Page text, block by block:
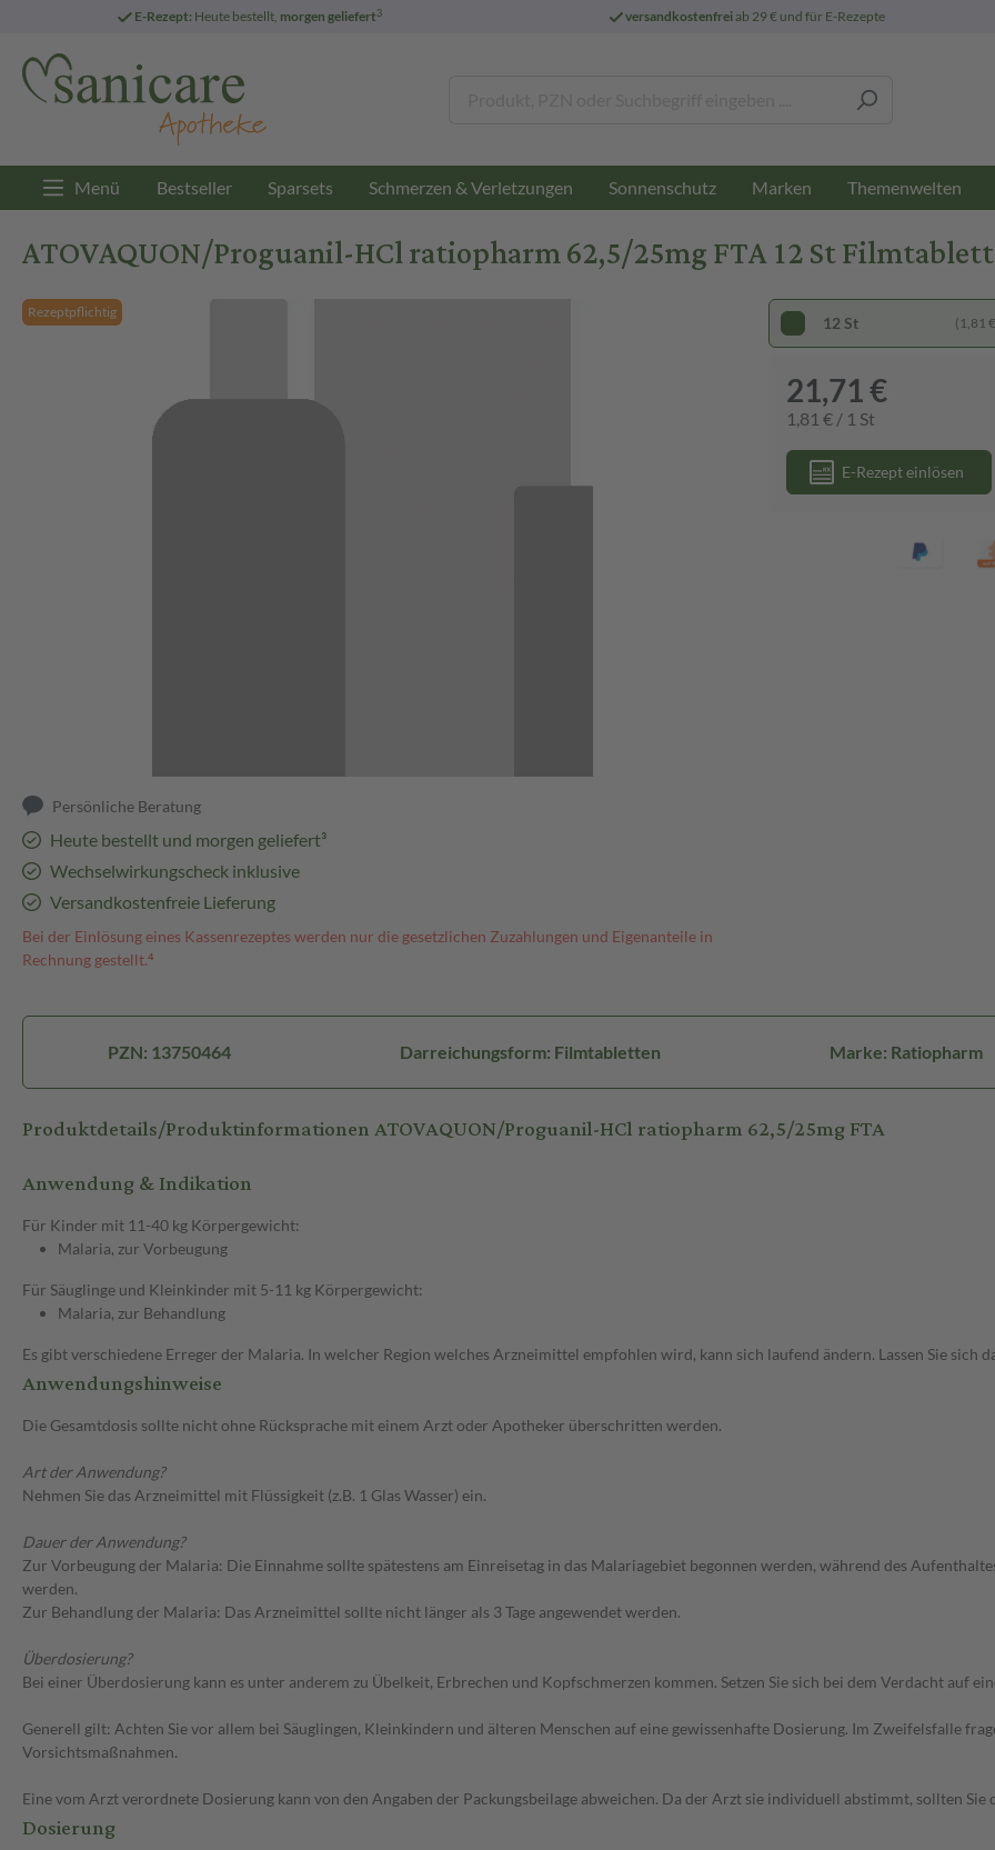
E-Rezept: Heute bestellt, morgen geliefert3 versandkostenfreiab 29 € und für E-Rezepte
Menü Bestseller Sparsets Schmerzen & Verletzungen Sonnenschutz Marken Themenwelten
ATOVAQUON/Proguanil-HCl ratiopharm 62,5/25mg FTA 12 St
Rezeptpflichtig
Persönliche Beratung
Heute bestellt und morgen geliefert³
Wechselwirkungscheck inklusive
Versandkostenfreie Lieferung
Bei der Einlösung eines Kassenrezeptes werden nur die gesetzlichen Zuzahlungen und Eigenanteile in
Rechnung gestellt.⁴
12 St (1,81
21,71 €
1,81 € / 1 St
E-Rezept einlösen
PZN: 13750464 Darreichungsform: Filmtabletten Marke: Ratiopharm
Produktdetails/Produktinformationen ATOVAQUON/Proguanil-HCl ratiopharm 62,5/25mg FTA
Anwendung & Indikation
Für Kinder mit 11-40 kg Körpergewicht:
Malaria, zur Vorbeugung
Für Säuglinge und Kleinkinder mit 5-11 kg Körpergewicht:
Malaria, zur Behandlung
Es gibt verschiedene Erreger der Malaria. In welcher Region welches Arzneimittel empfohlen wird, kann sich laufend ändern. Lassen Sie sich
Anwendungshinweise
Die Gesamtdosis sollte nicht ohne Rücksprache mit einem Arzt oder Apotheker überschritten werden.
Art der Anwendung?
Nehmen Sie das Arzneimittel mit Flüssigkeit (z.B. 1 Glas Wasser) ein.
Dauer der Anwendung?
Zur Vorbeugung der Malaria: Die Einnahme sollte spätestens am Einreisetag in das Malariagebiet begonnen werden, während des
werden.
Zur Behandlung der Malaria: Das Arzneimittel sollte nicht länger als 3 Tage angewendet werden.
Überdosierung?
Bei einer Überdosierung kann es unter anderem zu Übelkeit, Erbrechen und Kopfschmerzen kommen. Setzen Sie sich bei dem Verdacht auf
Generell gilt: Achten Sie vor allem bei Säuglingen, Kleinkindern und älteren Menschen auf eine gewissenhafte Dosierung. Im Zweifelsfalle
Vorsichtsmaßnahmen.
Eine vom Arzt verordnete Dosierung kann von den Angaben der Packungsbeilage abweichen. Da der Arzt sie individuell abstimmt, sollten
Dosierung